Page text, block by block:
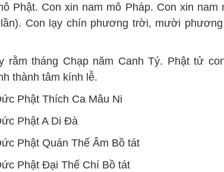
Phật. Con xin nam mô Pháp. Con xin nam
Con lạy chín phương trời, mười
rằm tháng Chạp năm Canh Tý. Phật tử
thành tâm kính lễ.
Phật Thích Ca Mâu Ni
Phật A Di Đà
Phật Quán Thế Âm Bồ tát
Phật Đại Thế Chí Bồ tát